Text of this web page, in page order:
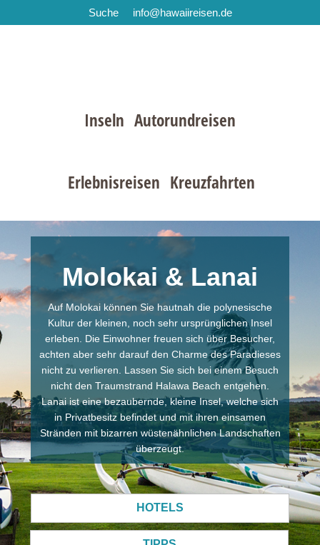
Suche info@hawaiireisen.de
Inseln Autorundreisen
Erlebnisreisen Kreuzfahrten
Molokai & Lanai
Auf Molokai können Sie hautnah die polynesische
Kultur der kleinen, noch sehr ursprünglichen Insel
erleben. Die Einwohner freuen sich über Besucher,
achten aber sehr darauf den Charme des Paradieses
nicht zu verlieren. Lassen Sie sich bei einem Besuch
nicht den Traumstrand Halawa Beach entgehen.
Lanai ist eine bezaubernde, kleine Insel, welche sich
in Privatbesitz befindet und mit ihren einsamen
Stränden mit bizarren wüstenähnlichen Landschaften
überzeugt.
HOTELS